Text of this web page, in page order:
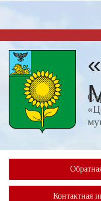
Контактная